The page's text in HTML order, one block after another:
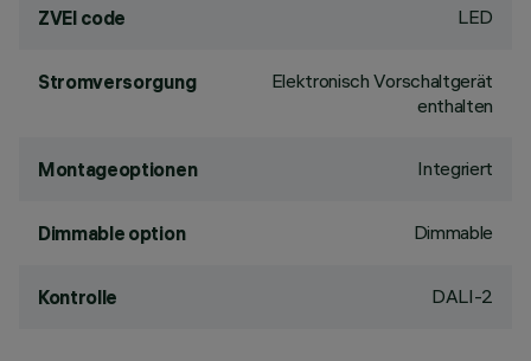
ZVEI code LED
Stromversorgung
Elektronisch Vorschaltgerät
enthalten
Montageoptionen Integriert
Dimmable option Dimmable
Kontrolle DALI-2